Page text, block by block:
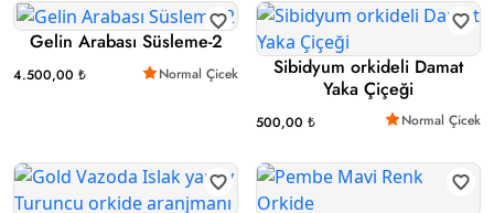
Gelin Arabası Süsleme-2
4.500,00 ₺ Normal Çicek
Sibidyum orkideli Damat
Yaka Çiçeği
500,00 ₺ Normal Çicek